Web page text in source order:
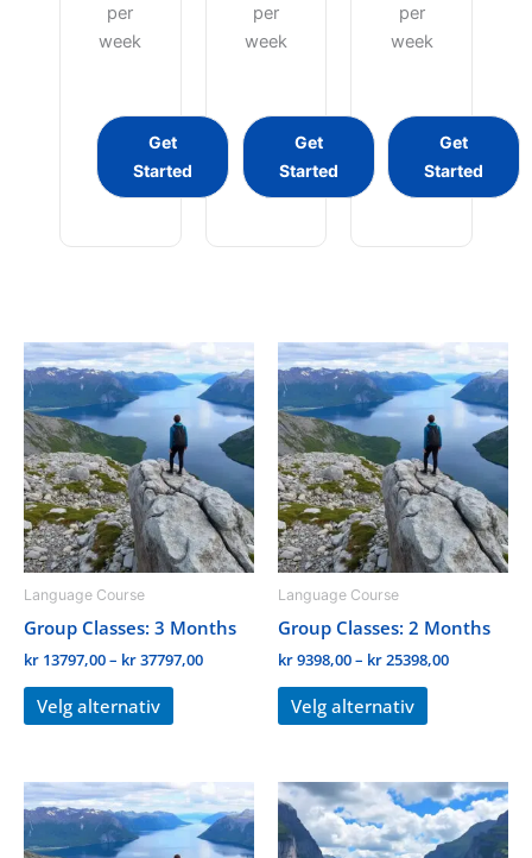
per
week
Get
Started
per
week
Get
Started
per
week
Get
Started
Language Course
Group Classes: 3 Months
kr 13797,00– kr37797,00
Prisområde:
kr 13797,00
til
kr 37797,00
Velg alternativ
Dette
produktet
har
flere
varianter.
Alternativene
kan
velges
Language Course
Group Classes: 2 Months
kr9398,00– kr25398,00
kr 9398,00
til
kr 25398,00
Velg alternativ
Dette
produktet
har
flere
varianter.
Alternativene
kan
velges
Prisområde:
kr 4799,00
til
kr 12799,00
Dette
produktet
har
kr 2298,00
til
kr
Dette
produktet
har